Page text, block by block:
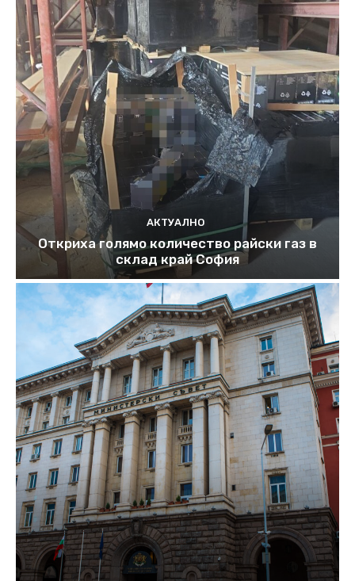
АКТУАЛНО
Откриха голямо количество райски газ в
склад край София